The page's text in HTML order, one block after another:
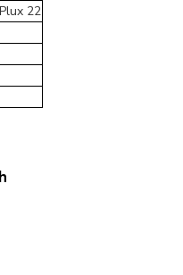
22